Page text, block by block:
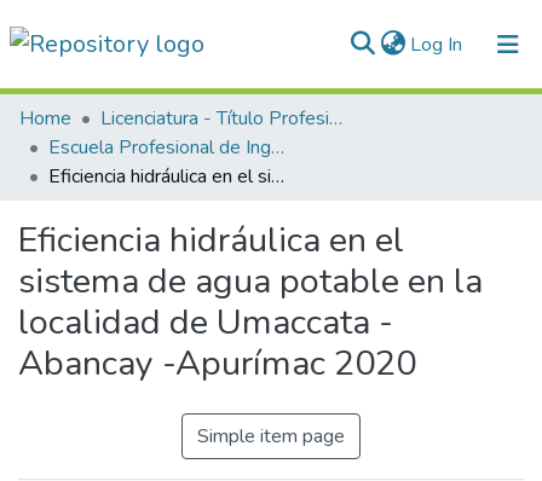
Log In (current)
Communities & Collections
All of DSpace
Normativas
Home
Licenciatura - Título Profesional
Escuela Profesional de Ingeniería Civil
Eficiencia hidráulica en el sistema de agua potable en la localidad de Umaccata - Abancay -Apurímac 2020
Eficiencia hidráulica en el
sistema de agua potable en la
localidad de Umaccata -
Abancay -Apurímac 2020
Simple item page